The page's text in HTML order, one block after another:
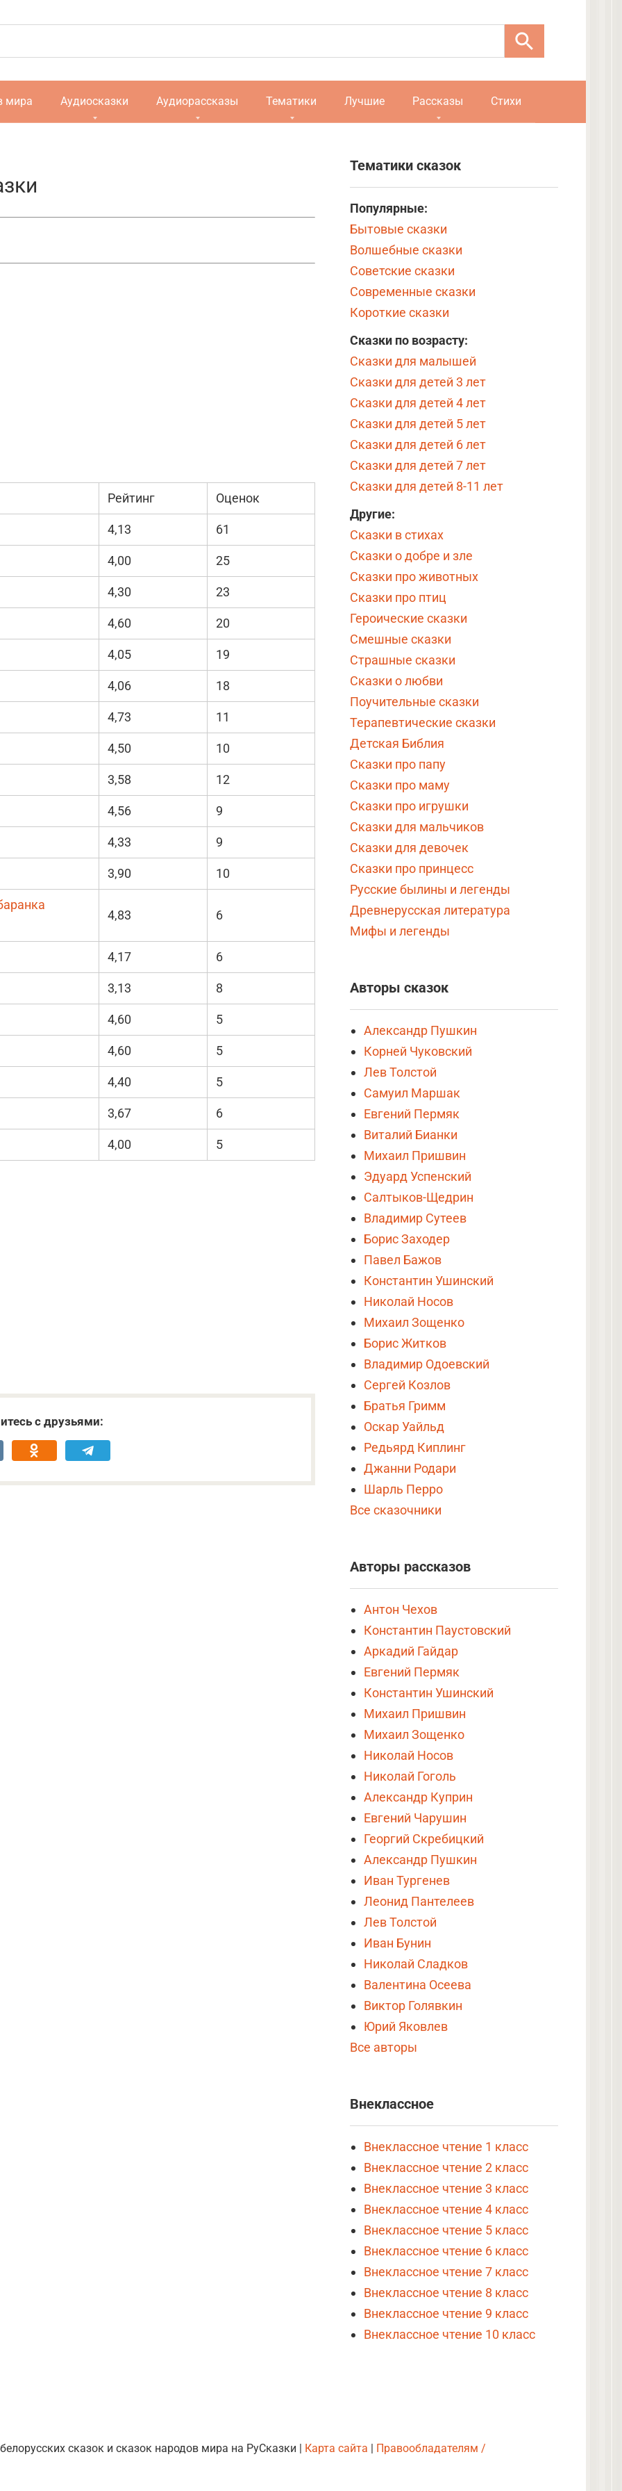
мира Аудиосказки Аудиорассказы Тематики Лучшие Рассказы Стихи
Рейтинг Оценок
4,13 61
4,00 25
4,30 23
4,60 20
4,05 19
4,06 18
4,73 11
4,50 10
3,58 12
4,56 9
4,33 9
3,90 10
4,83 6
4,17 6
3,13 8
4,60 5
4,60 5
4,40 5
3,67 6
4,00 5
с друзьями:
Тематики сказок
Популярные:
Бытовые сказки
Волшебные сказки
Советские сказки
Современные сказки
Короткие сказки
Сказки по возрасту:
Сказки для малышей
Сказки для детей 3 лет
Сказки для детей 4 лет
Сказки для детей 5 лет
Сказки для детей 6 лет
Сказки для детей 7 лет
Сказки для детей 8-11 лет
Другие:
Сказки в стихах
Сказки о добре и зле
Сказки про животных
Сказки про птиц
Героические сказки
Смешные сказки
Страшные сказки
Сказки о любви
Поучительные сказки
Терапевтические сказки
Детская Библия
Сказки про папу
Сказки про маму
Сказки про игрушки
Сказки для мальчиков
Сказки для девочек
Сказки про принцесс
Русские былины и легенды
Древнерусская литература
Мифы и легенды
Авторы сказок
Александр Пушкин
Корней Чуковский
Лев Толстой
Самуил Маршак
Евгений Пермяк
Виталий Бианки
Михаил Пришвин
Эдуард Успенский
Салтыков-Щедрин
Владимир Сутеев
Борис Заходер
Павел Бажов
Константин Ушинский
Николай Носов
Михаил Зощенко
Борис Житков
Владимир Одоевский
Сергей Козлов
Братья Гримм
Оскар Уайльд
Редьярд Киплинг
Джанни Родари
Шарль Перро
Все сказочники
Авторы рассказов
Антон Чехов
Константин Паустовский
Аркадий Гайдар
Евгений Пермяк
Константин Ушинский
Михаил Пришвин
Михаил Зощенко
Николай Носов
Николай Гоголь
Александр Куприн
Евгений Чарушин
Георгий Скребицкий
Александр Пушкин
Иван Тургенев
Леонид Пантелеев
Лев Толстой
Иван Бунин
Николай Сладков
Валентина Осеева
Виктор Голявкин
Юрий Яковлев
Все авторы
Внеклассное
Внеклассное чтение 1 класс
Внеклассное чтение 2 класс
Внеклассное чтение 3 класс
Внеклассное чтение 4 класс
Внеклассное чтение 5 класс
Внеклассное чтение 6 класс
Внеклассное чтение 7 класс
Внеклассное чтение 8 класс
Внеклассное чтение 9 класс
Внеклассное чтение 10 класс
сказок и сказок народов мира на РуСказки | Карта сайта | Правообладателям /